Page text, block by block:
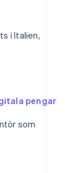
i Italien,
pengar
som